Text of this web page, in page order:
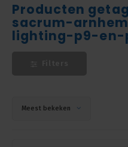
Nederlands
Producten
sacrum-
lighting-p9-en-
Meest bekeken